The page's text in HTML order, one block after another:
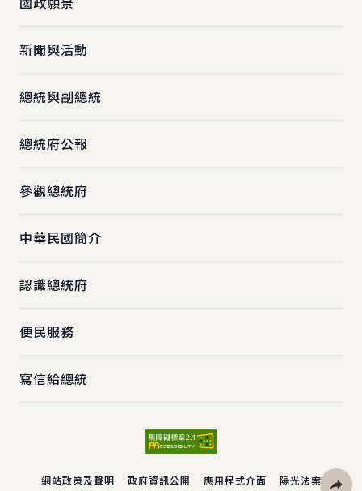
新聞與活動
總統與副總統
總統府公報
參觀總統府
中華民國簡介
認識總統府
便民服務
寫信給總統
網站政策及聲明 政府資訊公開 應用程式介面 陽光法案